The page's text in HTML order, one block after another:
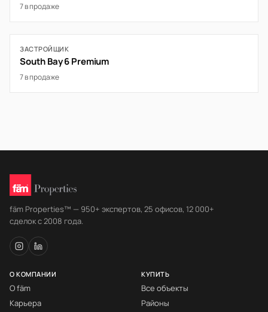
7 в продаже
ЗАСТРОЙЩИК
South Bay 6 Premium
7 в продаже
fäm Properties™ — 950+ экспертов, 25 офисов, 12 000+
сделок с 2008 года.
О КОМПАНИИ
О fäm
Карьера
КУПИТЬ
Все объекты
Районы